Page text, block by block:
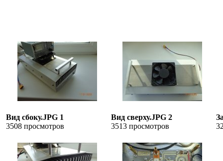
Вид сбоку.JPG 1
3508 просмотров
Вид сверху.JPG 2
3513 просмотров